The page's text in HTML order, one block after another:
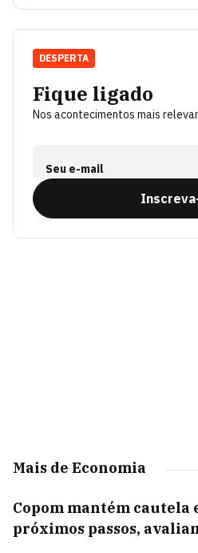
Fique ligado
Nos acontecimentos mais
Seu e-mail
DESPERTA
Mais de Economia
Copom mantém
próximos passos,